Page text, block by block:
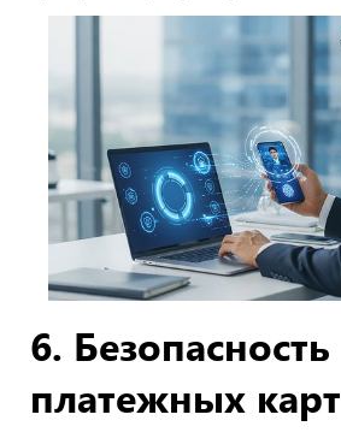
6. Безопасность
платежных карт